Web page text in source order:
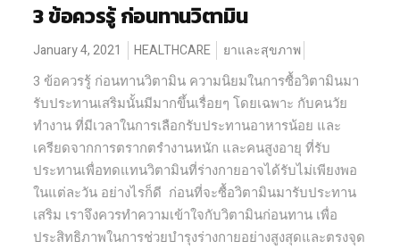
3 ข้อควรรู้ ก่อนทานวิตามิน
January 4, 2021 HEALTHCARE ยาและสุขภาพ
3 ข้อควรรู้ ก่อนทานวิตามิน ความนิยมในการซื้อวิตามินมา
รับประทานเสริมนั้นมีมากขึ้นเรื่อยๆ โดยเฉพาะ กับคนวัย
ทำงาน ที่มีเวลาในการเลือกรับประทานอาหารน้อย และ
เครียดจากการตรากตรำงานหนัก และคนสูงอายุ ที่รับ
ประทานเพื่อทดแทนวิตามินที่ร่างกายอาจได้รับไม่เพียงพอ
ในแต่ละวัน อย่างไรก็ดี ก่อนที่จะซื้อวิตามินมารับประทาน
เสริม เราจึงควรทำความเข้าใจกับวิตามินก่อนทาน เพื่อ
ประสิทธิภาพในการช่วยบำรุงร่างกายอย่างสูงสุดและตรงจุด